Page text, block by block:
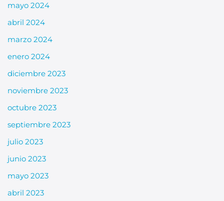
mayo 2024
abril 2024
marzo 2024
enero 2024
diciembre 2023
noviembre 2023
octubre 2023
septiembre 2023
julio 2023
junio 2023
mayo 2023
abril 2023